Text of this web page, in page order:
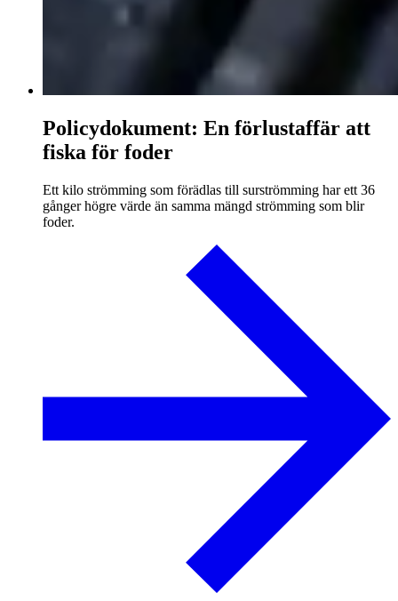
Policydokument: En förlustaffär att
fiska för foder
Ett kilo strömming som förädlas till surströmming har ett 36
gånger högre värde än samma mängd strömming som blir
foder.